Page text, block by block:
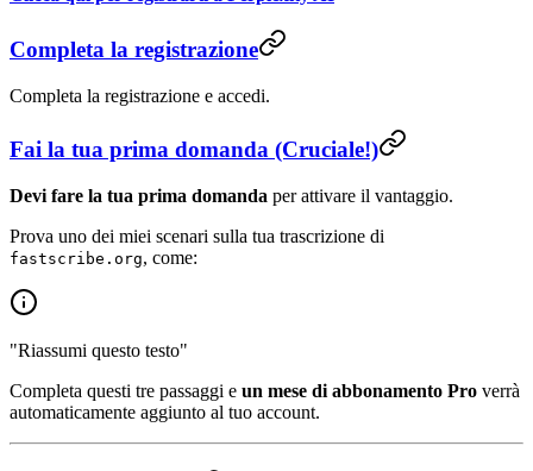
Completa la registrazione
Completa la registrazione e accedi.
Fai la tua prima domanda (Cruciale!)
Devi fare la tua prima domanda per attivare il vantaggio.
Prova uno dei miei scenari sulla tua trascrizione di
fastscribe.org, come:
"Riassumi questo testo"
Completa questi tre passaggi e un mese di abbonamento Pro verrà
automaticamente aggiunto al tuo account.